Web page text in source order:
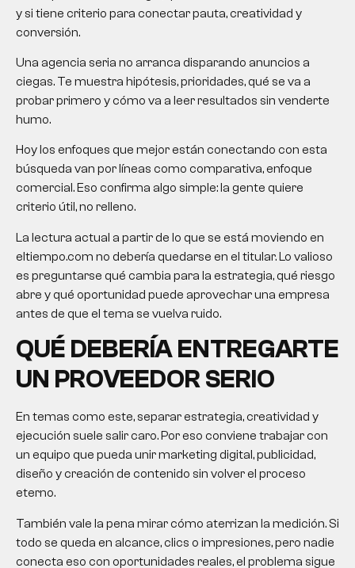
y si tiene criterio para conectar pauta, creatividad y
conversión.
Una agencia seria no arranca disparando anuncios a
ciegas. Te muestra hipótesis, prioridades, qué se va a
probar primero y cómo va a leer resultados sin venderte
humo.
Hoy los enfoques que mejor están conectando con esta
búsqueda van por líneas como comparativa, enfoque
comercial. Eso confirma algo simple: la gente quiere
criterio útil, no relleno.
La lectura actual a partir de lo que se está moviendo en
eltiempo.com no debería quedarse en el titular. Lo valioso
es preguntarse qué cambia para la estrategia, qué riesgo
abre y qué oportunidad puede aprovechar una empresa
antes de que el tema se vuelva ruido.
QUÉ DEBERÍA ENTREGARTE
UN PROVEEDOR SERIO
En temas como este, separar estrategia, creatividad y
ejecución suele salir caro. Por eso conviene trabajar con
un equipo que pueda unir marketing digital, publicidad,
diseño y creación de contenido sin volver el proceso
eterno.
También vale la pena mirar cómo aterrizan la medición. Si
todo se queda en alcance, clics o impresiones, pero nadie
conecta eso con oportunidades reales, el problema sigue